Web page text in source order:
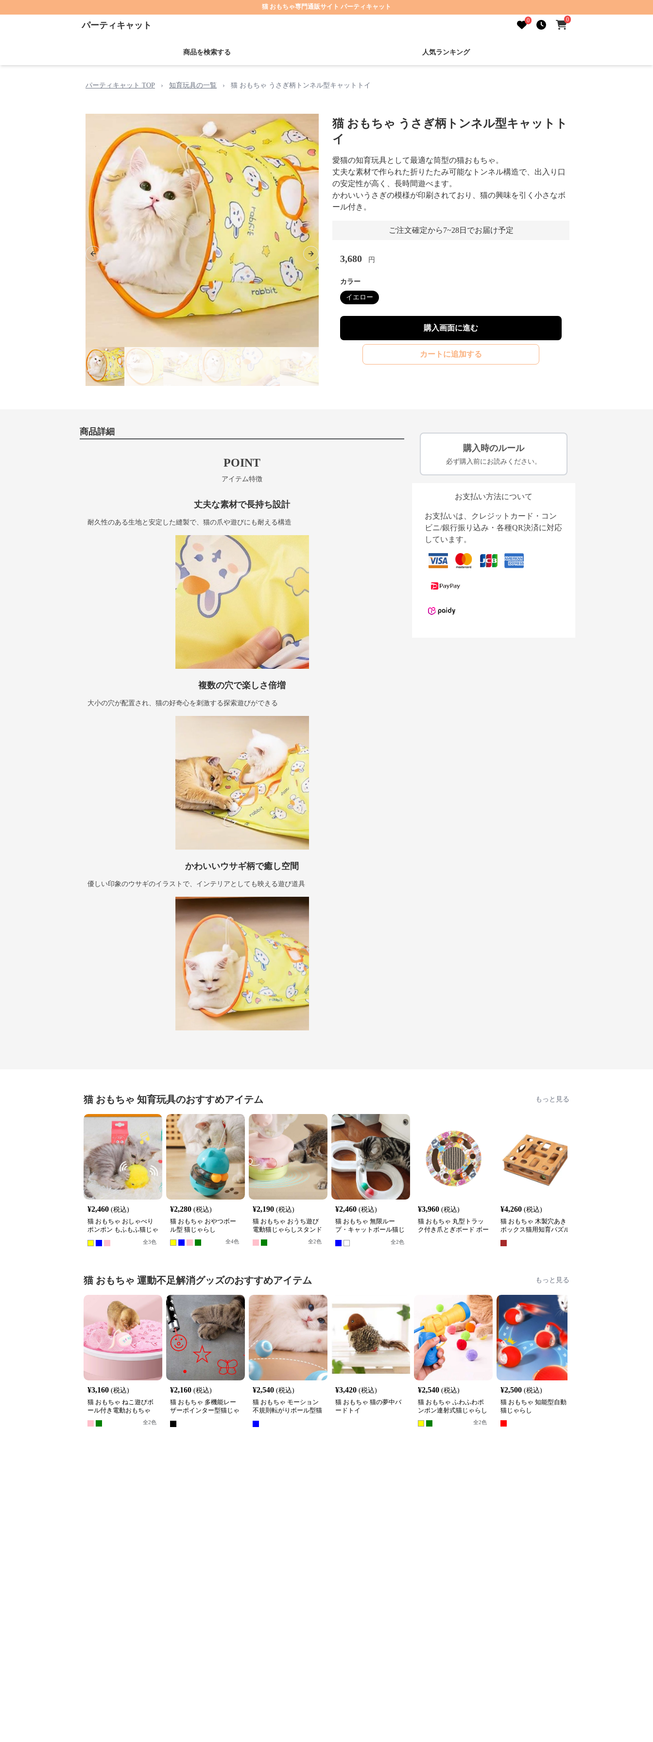
猫 おもちゃ専門通販サイト パーティキャット
パーティキャット 0 0
商品を検索する 人気ランキング
パーティキャット TOP › 知育玩具の一覧 › 猫 おもちゃ うさぎ柄トンネル型キャットトイ
Previous slide Next slide
猫 おもちゃ うさぎ柄トンネル型キャットト
イ
愛猫の知育玩具として最適な筒型の猫おもちゃ。
丈夫な素材で作られた折りたたみ可能なトンネル構造で、出入り口
の安定性が高く、長時間遊べます。
かわいいうさぎの模様が印刷されており、猫の興味を引く小さなボ
ール付き。
ご注文確定から7~28日でお届け予定
3,680 円
カラー
イエロー
購入画面に進む
カートに追加する
商品詳細
POINT
アイテム特徴
丈夫な素材で長持ち設計
耐久性のある生地と安定した縫製で、猫の爪や遊びにも耐える構造
複数の穴で楽しさ倍増
大小の穴が配置され、猫の好奇心を刺激する探索遊びができる
かわいいウサギ柄で癒し空間
優しい印象のウサギのイラストで、インテリアとしても映える遊び道具
購入時のルール
必ず購入前にお読みください。
お支払い方法について
お支払いは、クレジットカード・コン
ビニ/銀行振り込み・各種QR決済に対応
しています。
猫 おもちゃ 知育玩具のおすすめアイテム もっと見る
¥2,460 (税込)
猫 おもちゃ おしゃべり
ポンポン もふもふ猫じゃ
全3色
¥2,280 (税込)
猫 おもちゃ おやつボー
ル型 猫じゃらし
全4色
¥2,190 (税込)
猫 おもちゃ おうち遊び
電動猫じゃらしスタンド
全2色
¥2,460 (税込)
猫 おもちゃ 無限ルー
プ・キャットボール猫じ
全2色
¥3,960 (税込)
猫 おもちゃ 丸型トラッ
ク付き爪とぎボード ボー
¥4,260 (税込)
猫 おもちゃ 木製穴あき
ボックス猫用知育パズル
猫 おもちゃ 運動不足解消グッズのおすすめアイテム もっと見る
¥3,160 (税込)
猫 おもちゃ ねこ遊びボ
ール付き電動おもちゃ
全2色
¥2,160 (税込)
猫 おもちゃ 多機能レー
ザーポインター型猫じゃ
¥2,540 (税込)
猫 おもちゃ モーション
不規則転がりボール型猫
¥3,420 (税込)
猫 おもちゃ 猫の夢中バ
ードトイ
¥2,540 (税込)
猫 おもちゃ ふわふわポ
ンポン連射式猫じゃらし
全2色
¥2,500 (税込)
猫 おもちゃ 知能型自動
猫じゃらし